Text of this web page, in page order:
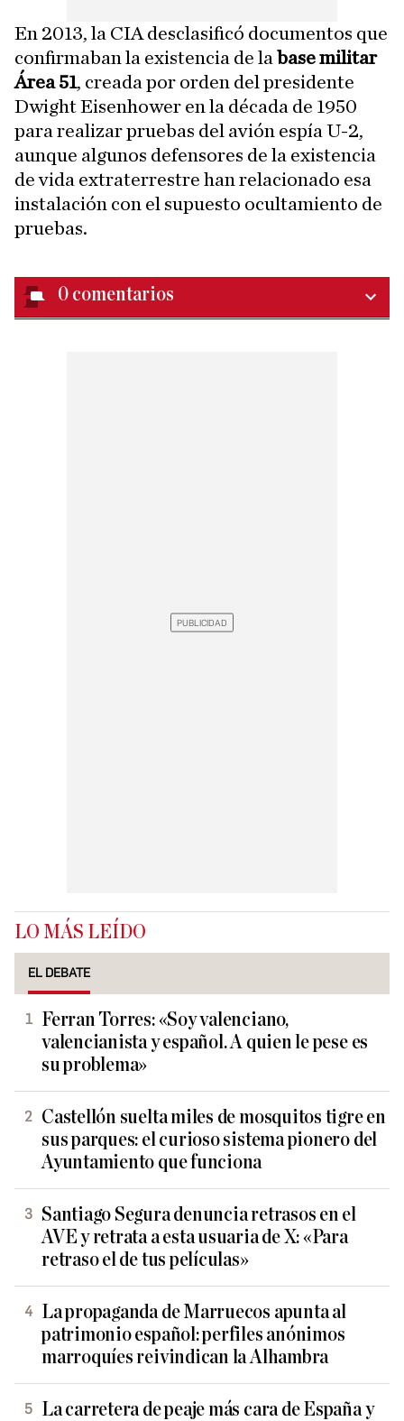
En 2013, la CIA desclasificó documentos que
confirmaban la existencia de la base militar
Área 51, creada por orden del presidente
Dwight Eisenhower en la década de 1950
para realizar pruebas del avión espía U-2,
aunque algunos defensores de la existencia
de vida extraterrestre han relacionado esa
instalación con el supuesto ocultamiento de
pruebas.
0 comentarios
LO MÁS LEÍDO
EL DEBATE
Ferran Torres: «Soy valenciano,
valencianista y español. A quien le pese es
su problema»
Castellón suelta miles de mosquitos tigre en
sus parques: el curioso sistema pionero del
Ayuntamiento que funciona
Santiago Segura denuncia retrasos en el
AVE y retrata a esta usuaria de X: «Para
retraso el de tus películas»
La propaganda de Marruecos apunta al
patrimonio español: perfiles anónimos
marroquíes reivindican la Alhambra
La carretera de peaje más cara de España y